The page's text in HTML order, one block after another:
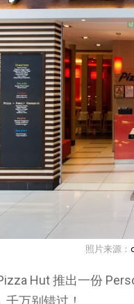
照片来源：
Hut 推出一份